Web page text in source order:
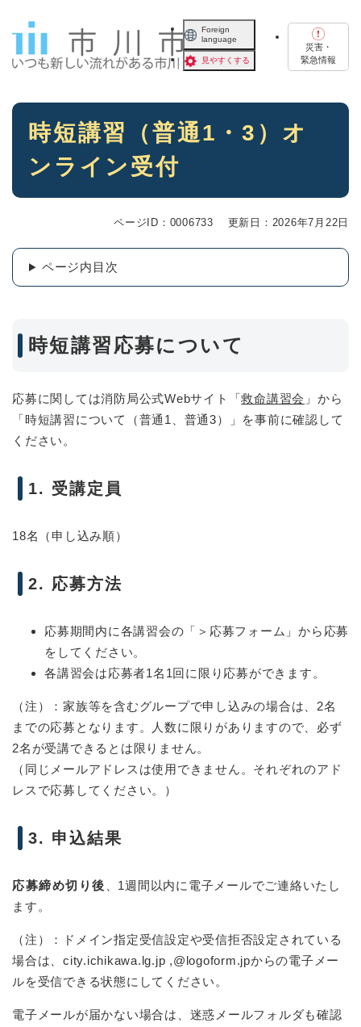
Foreign
language
見やすくする
災害・
緊急情報
本
時短講習（普通1・3）オ
ンライン受付
ページID：0006733 更新日：2026年7月22日
ページ内目次
時短講習応募について
応募に関しては消防局公式Webサイト「救命講習会 」から
「時短講習について（普通1、普通3）」を事前に確認して
ください。
1. 受講定員
18名（申し込み順）
2. 応募方法
応募期間内に各講習会の「＞応募フォーム」から応募
をしてください。
各講習会は応募者1名1回に限り応募ができます。
（注）：家族等を含むグループで申し込みの場合は、2名
までの応募となります。人数に限りがありますので、必ず
2名が受講できるとは限りません。
（同じメールアドレスは使用できません。それぞれのアド
レスで応募してください。）
3. 申込結果
応募締め切り後 、1週間以内に電子メールでご連絡いたし
ます。
（注）：ドメイン指定受信設定や受信拒否設定されている
場合は、city.ichikawa.lg.jp ,@logoform.jpからの電子メー
ルを受信できる状態にしてください。
電子メールが届かない場合は、迷惑メールフォルダも確認